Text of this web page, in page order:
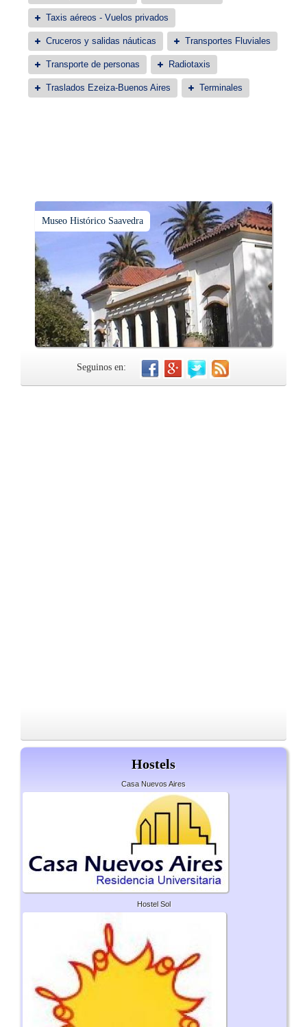
Taxis aéreos - Vuelos privados
Cruceros y salidas náuticas Transportes Fluviales
Transporte de personas Radiotaxis
Traslados Ezeiza-Buenos Aires Terminales
Museo Histórico Saavedra
Seguinos en:
Hostels
Casa Nuevos Aires
Hostel Sol